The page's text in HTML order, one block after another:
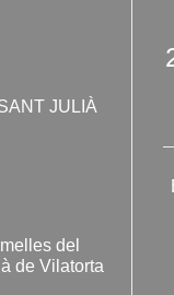
JULIÀ
del
de Vilatorta